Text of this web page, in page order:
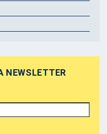
NEWSLETTER